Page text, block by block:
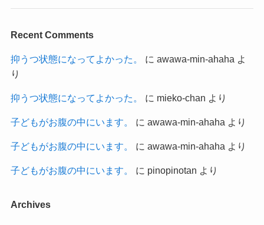
Recent Comments
抑うつ状態になってよかった。 に awawa-min-ahaha よ
り
抑うつ状態になってよかった。 に mieko-chan より
子どもがお腹の中にいます。 に awawa-min-ahaha より
子どもがお腹の中にいます。 に awawa-min-ahaha より
子どもがお腹の中にいます。 に pinopinotan より
Archives